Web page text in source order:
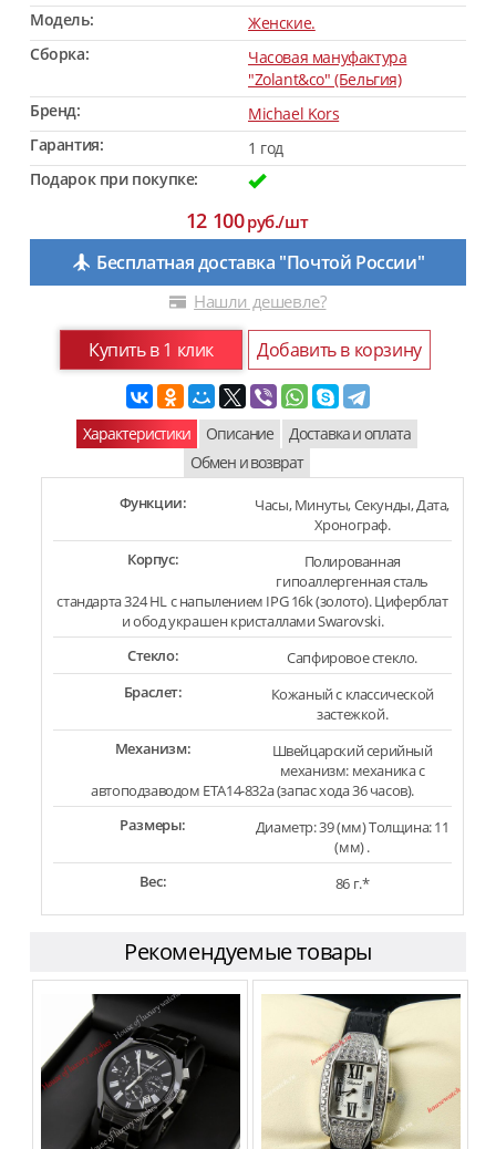
Модель:
Женские.
Сборка:
Часовая мануфактура
"Zolant&co" (Бельгия)
Бренд:
Michael Kors
Гарантия:
1 год
Подарок при покупке:
12 100руб./шт
Бесплатная доставка "Почтой России"
Нашли дешевле?
Купить в 1 клик Добавить в корзину
Характеристики Описание
Доставка и оплата
Обмен и возврат
Функции:
Часы, Минуты, Секунды, Дата,
Хронограф.
Корпус:
Полированная
гипоаллергенная сталь
стандарта 324 HL с напылением IPG 16k (золото). Циферблат
и обод украшен кристаллами Swarovski.
Стекло:
Сапфировое стекло.
Браслет:
Кожаный с классической
застежкой.
Механизм:
Швейцарский серийный
механизм: механика с
автоподзаводом ETA14-832a (запас хода 36 часов).
Размеры:
Диаметр: 39 (мм) Толщина: 11
(мм) .
Вес:
86 г.*
Рекомендуемые товары